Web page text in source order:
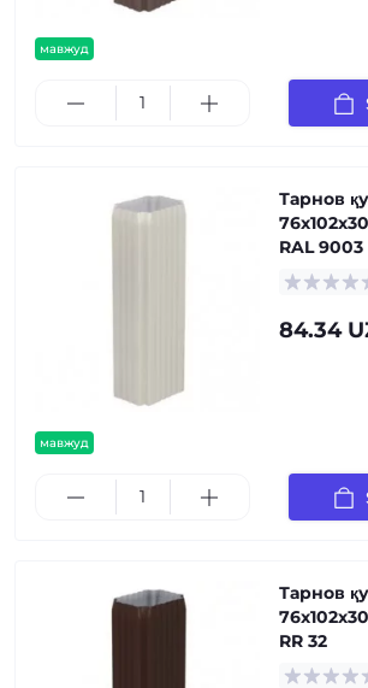
мавжуд
мавжуд
Тарнов
RAL 9003
84.34
Тарнов
RR 32